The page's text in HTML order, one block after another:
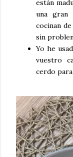
están
una gran
cocinan
sin
Yo he
vuestro
cerdo